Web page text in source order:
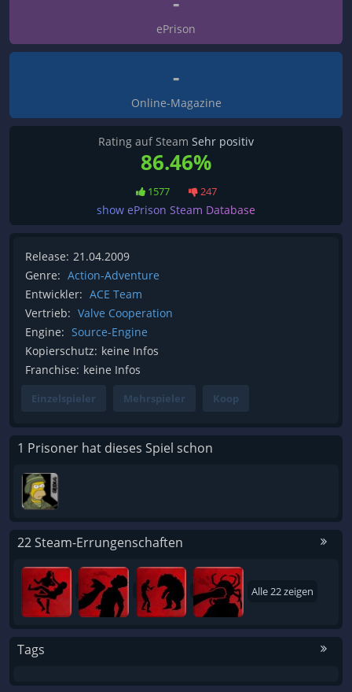
ePrison
-
Online-Magazine
Rating auf Steam Sehr positiv
86.46%
1577 247
show ePrison Steam Database
Release: 21.04.2009
Genre: Action-Adventure
Entwickler: ACE Team
Vertrieb: Valve Cooperation
Engine: Source-Engine
Kopierschutz: keine Infos
Franchise: keine Infos
Einzelspieler Mehrspieler Koop
1 Prisoner hat dieses Spiel schon
22 Steam-Errungenschaften
Alle 22 zeigen
Tags